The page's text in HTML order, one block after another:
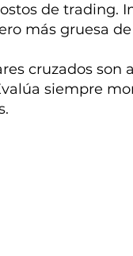
de trading.
más gruesa
cruzados son
siempre